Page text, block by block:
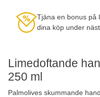
Limedoftande
250 ml
Palmolives skummande
Tjäna en bonus på
dina köp under